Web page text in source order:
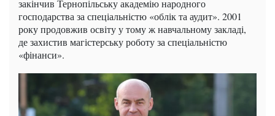
закінчив Тернопільську академію народного
господарства за спеціальністю «облік та аудит». 2001
року продовжив освіту у тому ж навчальному закладі,
де захистив магістерську роботу за спеціальністю
«фінанси».